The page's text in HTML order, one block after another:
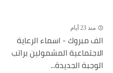
منذ 23 أيام
الف مبروك - اسماء الرعاية
الاجتماعية المشمولين براتب
الوجبة الجديدة...